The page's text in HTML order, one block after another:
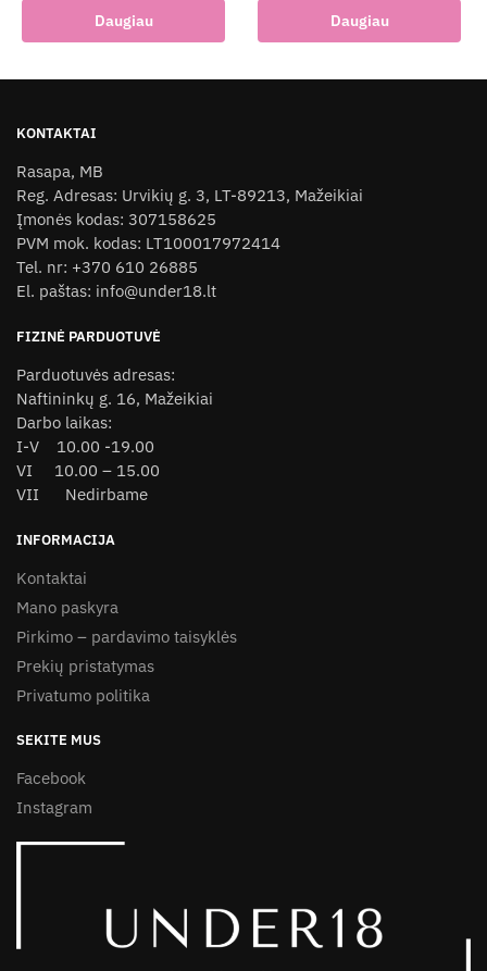
Daugiau Daugiau
KONTAKTAI
Rasapa, MB
Reg. Adresas: Urvikių g. 3, LT-89213, Mažeikiai
Įmonės kodas: 307158625
PVM mok. kodas: LT100017972414
Tel. nr: +370 610 26885
El. paštas: info@under18.lt
FIZINĖ PARDUOTUVĖ
Parduotuvės adresas:
Naftininkų g. 16, Mažeikiai
Darbo laikas:
I-V 10.00 -19.00
VI 10.00 – 15.00
VII Nedirbame
INFORMACIJA
Kontaktai
Mano paskyra
Pirkimo – pardavimo taisyklės
Prekių pristatymas
Privatumo politika
SEKITE MUS
Facebook
Instagram